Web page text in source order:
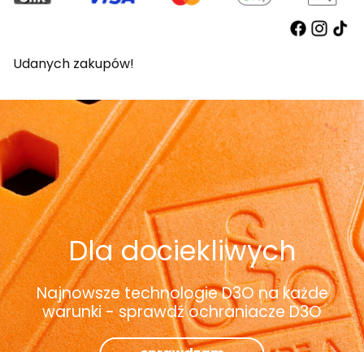
Udanych zakupów!
Dla dociekliwych
Najnowsze technologie D3O na każde
warunki - sprawdź ochraniacze D3O